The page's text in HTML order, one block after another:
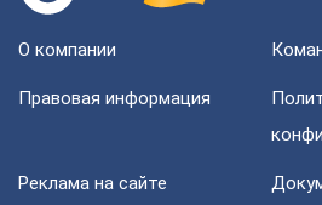
О компании
Правовая информация
Реклама на сайте